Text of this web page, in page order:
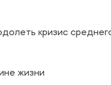
кризис
жизни